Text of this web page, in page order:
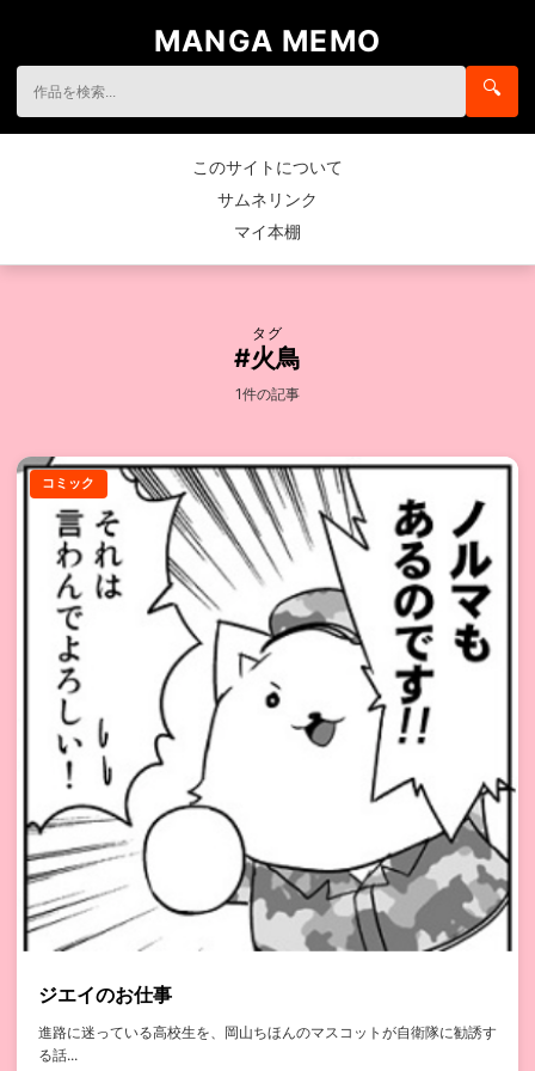
MANGA MEMO
🔍
このサイトについて
サムネリンク
マイ本棚
タグ
#火鳥
1件の記事
コミック
ジエイのお仕事
進路に迷っている高校生を、岡山ちほんのマスコットが自衛隊に勧誘す
る話...